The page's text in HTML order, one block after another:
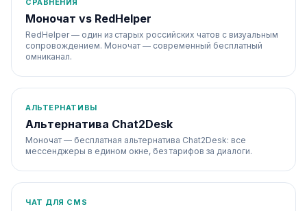
СРАВНЕНИЯ
Моночат vs RedHelper
RedHelper — один из старых российских чатов с визуальным
сопровождением. Моночат — современный бесплатный
омниканал.
АЛЬТЕРНАТИВЫ
Альтернатива Chat2Desk
Моночат — бесплатная альтернатива Chat2Desk: все
мессенджеры в едином окне, без тарифов за диалоги.
ЧАТ ДЛЯ CMS